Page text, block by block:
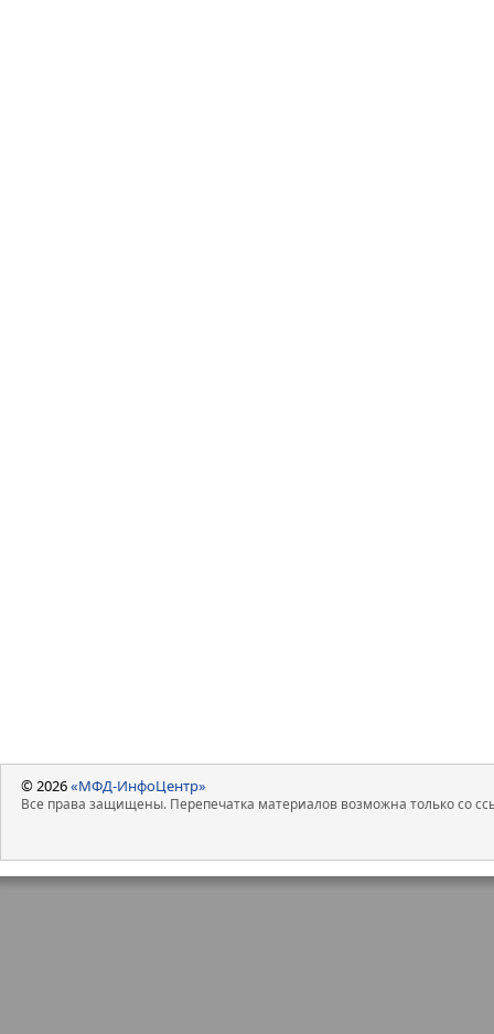
© 2026«МФД-ИнфоЦентр»
Все права защищены. Перепечатка материалов возможна только со